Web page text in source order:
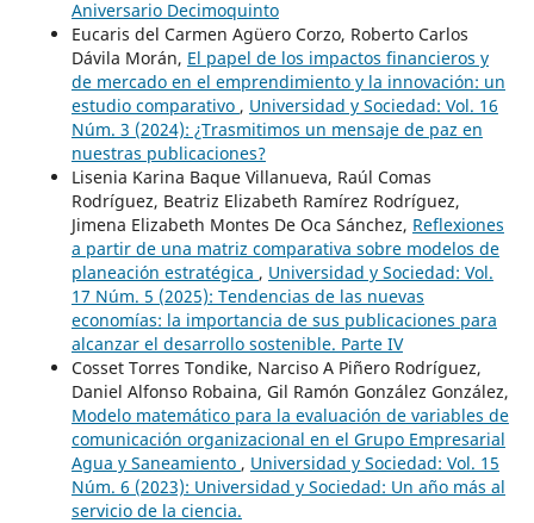
Aniversario Decimoquinto
Eucaris del Carmen Agüero Corzo, Roberto Carlos
Dávila Morán, El papel de los impactos financieros y
de mercado en el emprendimiento y la innovación: un
estudio comparativo , Universidad y Sociedad: Vol. 16
Núm. 3 (2024): ¿Trasmitimos un mensaje de paz en
nuestras publicaciones?
Lisenia Karina Baque Villanueva, Raúl Comas
Rodríguez, Beatriz Elizabeth Ramírez Rodríguez,
Jimena Elizabeth Montes De Oca Sánchez, Reflexiones
a partir de una matriz comparativa sobre modelos de
planeación estratégica , Universidad y Sociedad: Vol.
17 Núm. 5 (2025): Tendencias de las nuevas
economías: la importancia de sus publicaciones para
alcanzar el desarrollo sostenible. Parte IV
Cosset Torres Tondike, Narciso A Piñero Rodríguez,
Daniel Alfonso Robaina, Gil Ramón González González,
Modelo matemático para la evaluación de variables de
comunicación organizacional en el Grupo Empresarial
Agua y Saneamiento , Universidad y Sociedad: Vol. 15
Núm. 6 (2023): Universidad y Sociedad: Un año más al
servicio de la ciencia.